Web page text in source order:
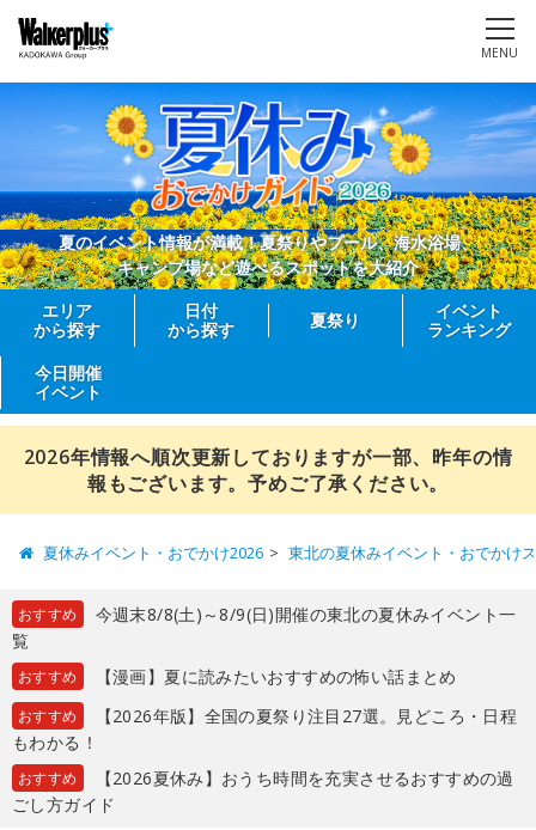
MENU
夏のイベント情報が満載！夏祭りやプール、海水浴場、
キャンプ場など遊べるスポットを大紹介
エリア
から探す
日付
から探す
夏祭り
イベント
ランキング
今日開催
イベント
2026年情報へ順次更新しておりますが一部、昨年の情
報もございます。予めご了承ください。
夏休みイベント・おでかけ2026 東北の夏休みイベント・おでかけ
おすすめ
今週末8/8(土)～8/9(日)開催の東北の夏休みイベント一
覧
おすすめ 【漫画】夏に読みたいおすすめの怖い話まとめ
おすすめ
【2026年版】全国の夏祭り注目27選。見どころ・日程
もわかる！
おすすめ
【2026夏休み】おうち時間を充実させるおすすめの過
ごし方ガイド